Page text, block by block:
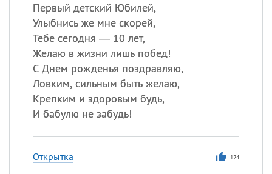
Первый детский Юбилей,
Улыбнись же мне скорей,
Тебе сегодня — 10 лет,
Желаю в жизни лишь побед!
С Днем рожденья поздравляю,
Ловким, сильным быть желаю,
Крепким и здоровым будь,
И бабулю не забудь!
Открытка 124